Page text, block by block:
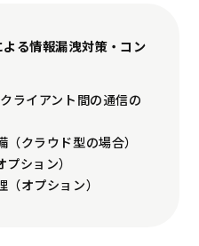
る情報漏洩対策・コン
ライアント間の通信の
クラウド型の場合）
ション）
オプション）